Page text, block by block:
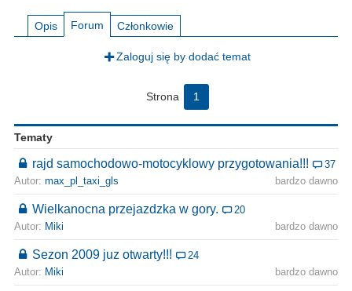
Opis Forum Członkowie
Zaloguj się by dodać temat
Strona 1
Tematy
rajd samochodowo-motocyklowy przygotowania!!!
37
Autor: max_pl_taxi_gls bardzo dawno
Wielkanocna przejazdzka w gory.
20
Autor: Miki bardzo dawno
Sezon 2009 juz otwarty!!!
24
Autor: Miki bardzo dawno